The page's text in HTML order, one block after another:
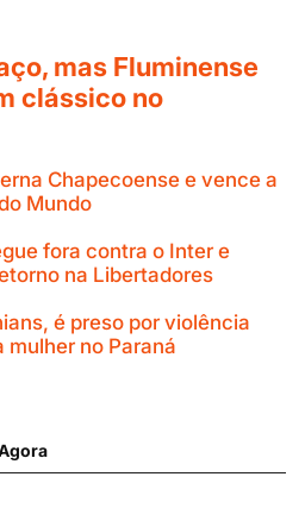
mas Fluminense
clássico no
Chapecoense e vence a
Mundo
fora contra o Inter e
na Libertadores
é preso por violência
no Paraná